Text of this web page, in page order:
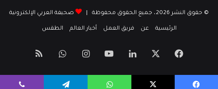
© حقوق النشر 2026، جميع الحقوق محفوظة | صحيفة العربي الإلكترونية
الرئيسية عن فريق العمل أخبار العالم الطقس
فيسبوك لينكدإن‫YouTubeانستقرامواتسابملخص
الموقع